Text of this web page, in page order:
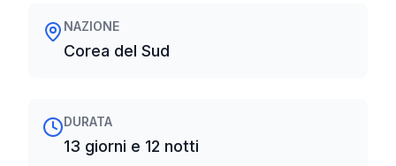
NAZIONE
Corea del Sud
DURATA
13 giorni e 12 notti